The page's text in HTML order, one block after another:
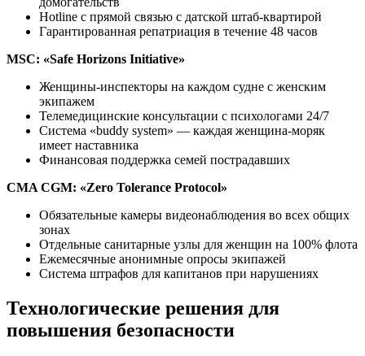
Hotline с прямой связью с датской штаб-квартирой
Гарантированная репатриация в течение 48 часов
MSC: «Safe Horizons Initiative»
Женщины-инспекторы на каждом судне с женским
экипажем
Телемедицинские консультации с психологами 24/7
Система «buddy system» — каждая женщина-моряк
имеет наставника
Финансовая поддержка семей пострадавших
CMA CGM: «Zero Tolerance Protocol»
Обязательные камеры видеонаблюдения во всех общих
зонах
Отдельные санитарные узлы для женщин на 100% флота
Ежемесячные анонимные опросы экипажей
Система штрафов для капитанов при нарушениях
Технологические решения для
повышения безопасности